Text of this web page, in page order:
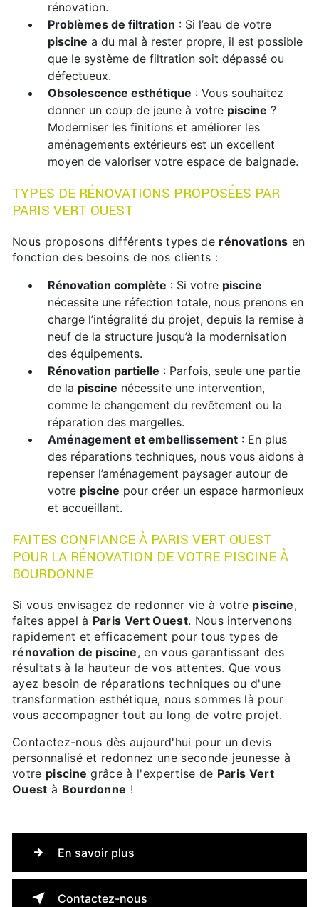
rénovation.
Problèmes de filtration : Si l’eau de votre
piscine a du mal à rester propre, il est possible
que le système de filtration soit dépassé ou
défectueux.
Obsolescence esthétique : Vous souhaitez
donner un coup de jeune à votre piscine ?
Moderniser les finitions et améliorer les
aménagements extérieurs est un excellent
moyen de valoriser votre espace de baignade.
TYPES DE RÉNOVATIONS PROPOSÉES PAR
PARIS VERT OUEST
Nous proposons différents types de rénovations en
fonction des besoins de nos clients :
Rénovation complète : Si votre piscine
nécessite une réfection totale, nous prenons en
charge l’intégralité du projet, depuis la remise à
neuf de la structure jusqu’à la modernisation
des équipements.
Rénovation partielle : Parfois, seule une partie
de la piscine nécessite une intervention,
comme le changement du revêtement ou la
réparation des margelles.
Aménagement et embellissement : En plus
des réparations techniques, nous vous aidons à
repenser l’aménagement paysager autour de
votre piscine pour créer un espace harmonieux
et accueillant.
FAITES CONFIANCE À PARIS VERT OUEST
POUR LA RÉNOVATION DE VOTRE PISCINE À
BOURDONNE
Si vous envisagez de redonner vie à votre piscine,
faites appel à Paris Vert Ouest. Nous intervenons
rapidement et efficacement pour tous types de
rénovation de piscine, en vous garantissant des
résultats à la hauteur de vos attentes. Que vous
ayez besoin de réparations techniques ou d'une
transformation esthétique, nous sommes là pour
vous accompagner tout au long de votre projet.
Contactez-nous dès aujourd'hui pour un devis
personnalisé et redonnez une seconde jeunesse à
votre piscine grâce à l'expertise de Paris Vert
Ouest à Bourdonne !
En savoir plus
Contactez-nous